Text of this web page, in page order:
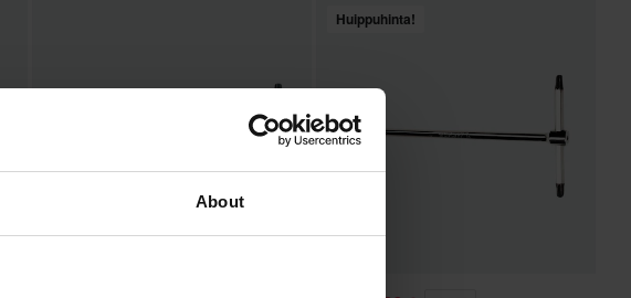
About
Huippuhinta!